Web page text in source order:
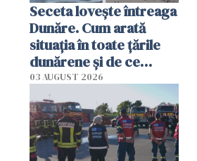
Seceta lovește întreaga
Dunăre. Cum arată
situația în toate țările
dunărene și de ce
România resimte
efectele, deși a plouat
în iulie
03 AUGUST 2026